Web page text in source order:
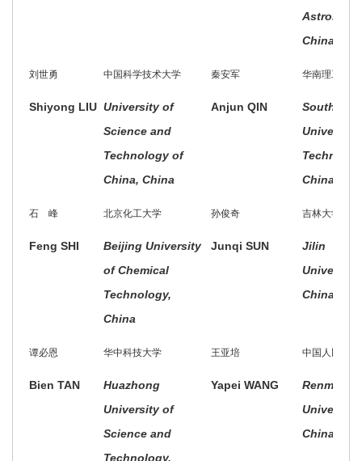
China
刘世勇
Shiyong LIU
中国科学技术大学
University of
Science and
Technology of
China, China
秦安军
Anjun QIN
华南理工大学
South
University
China
石 峰
Feng SHI
北京化工大学
Beijing University
of Chemical
Technology,
China
孙俊奇
Junqi SUN
吉林大学
Jilin
University,
China
谭必恩
Bien TAN
华中科技大学
Huazhong
University of
Science and
Technology,
王亚培
Yapei WANG
中国人民大学
Renmin
University
China,